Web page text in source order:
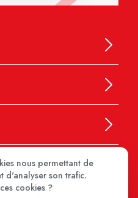
nous permettant de
d'analyser son trafic.
cookies ?